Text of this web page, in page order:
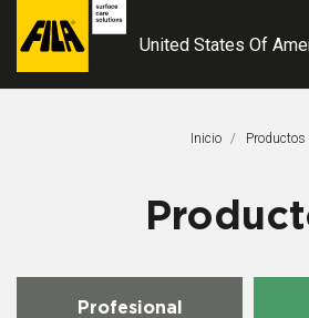
FILA
United States Of
Inicio Productos
Profesional